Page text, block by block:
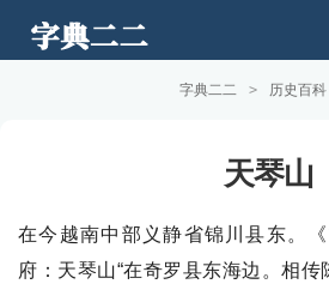
字典二二 > 历史百科
天琴山
在今越南中部义静省锦川县东。
府：天琴山“在奇罗县东海边。相